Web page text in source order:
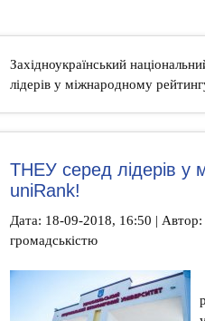
Західноукраїнський
лідерів у міжнародному
ТНЕУ серед лідерів у
uniRank!
Дата: 18-09-2018, 16:50 | Автор:
громадськістю